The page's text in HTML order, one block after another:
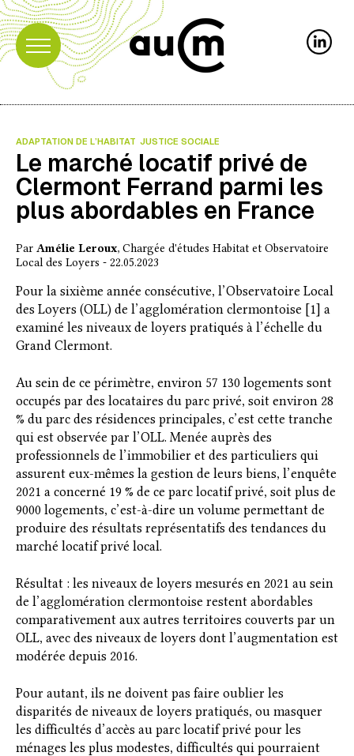
ADAPTATION DE L’HABITAT JUSTICE SOCIALE
Le marché locatif privé de
Clermont Ferrand parmi les
plus abordables en France
Par Amélie Leroux, Chargée d'études Habitat et Observatoire
Local des Loyers - 22.05.2023
Pour la sixième année consécutive, l’Observatoire Local
des Loyers (OLL) de l’agglomération clermontoise [1] a
examiné les niveaux de loyers pratiqués à l’échelle du
Grand Clermont.
Au sein de ce périmètre, environ 57 130 logements sont
occupés par des locataires du parc privé, soit environ 28
% du parc des résidences principales, c’est cette tranche
qui est observée par l’OLL. Menée auprès des
professionnels de l’immobilier et des particuliers qui
assurent eux-mêmes la gestion de leurs biens, l’enquête
2021 a concerné 19 % de ce parc locatif privé, soit plus de
9000 logements, c’est-à-dire un volume permettant de
produire des résultats représentatifs des tendances du
marché locatif privé local.
Résultat : les niveaux de loyers mesurés en 2021 au sein
de l’agglomération clermontoise restent abordables
comparativement aux autres territoires couverts par un
OLL, avec des niveaux de loyers dont l’augmentation est
modérée depuis 2016.
Pour autant, ils ne doivent pas faire oublier les
disparités de niveaux de loyers pratiqués, ou masquer
les difficultés d’accès au parc locatif privé pour les
ménages les plus modestes, difficultés qui pourraient